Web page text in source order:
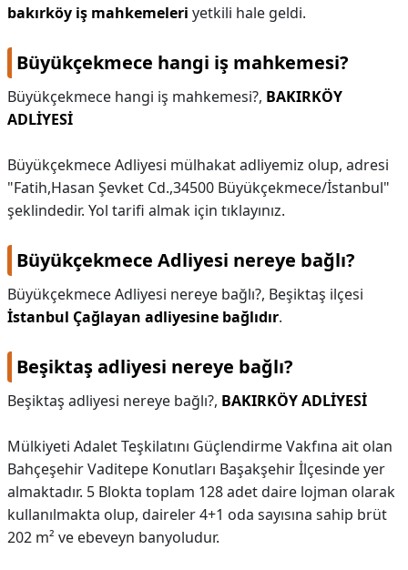
bakırköy iş mahkemeleri yetkili hale geldi.
Büyükçekmece hangi iş mahkemesi?
Büyükçekmece hangi iş mahkemesi?, BAKIRKÖY
ADLİYESİ
Büyükçekmece Adliyesi mülhakat adliyemiz olup, adresi
"Fatih,Hasan Şevket Cd.,34500 Büyükçekmece/İstanbul"
şeklindedir. Yol tarifi almak için tıklayınız.
Büyükçekmece Adliyesi nereye bağlı?
Büyükçekmece Adliyesi nereye bağlı?, Beşiktaş ilçesi
İstanbul Çağlayan adliyesine bağlıdır.
Beşiktaş adliyesi nereye bağlı?
Beşiktaş adliyesi nereye bağlı?, BAKIRKÖY ADLİYESİ
Mülkiyeti Adalet Teşkilatını Güçlendirme Vakfına ait olan
Bahçeşehir Vaditepe Konutları Başakşehir İlçesinde yer
almaktadır. 5 Blokta toplam 128 adet daire lojman olarak
kullanılmakta olup, daireler 4+1 oda sayısına sahip brüt
202 m² ve ebeveyn banyoludur.